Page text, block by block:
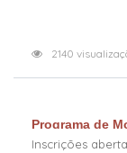
2140
Programa de
Inscrições